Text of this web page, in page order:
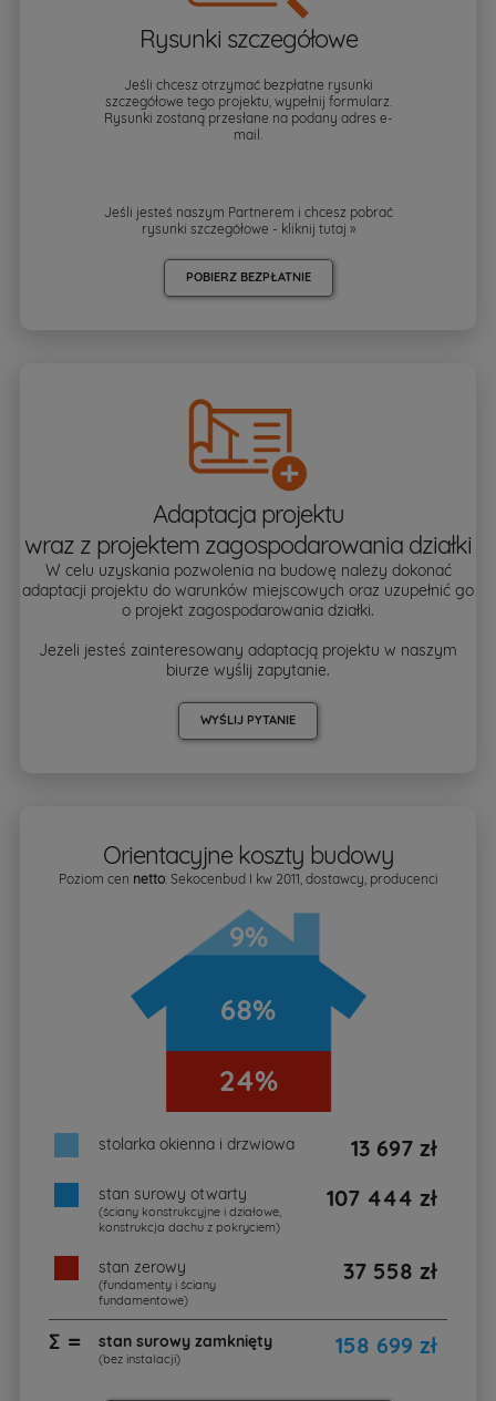
Rysunki szczegółowe
Jeśli chcesz otrzymać bezpłatne rysunki
szczegółowe tego projektu, wypełnij formularz.
Rysunki zostaną przesłane na podany adres e-
mail.
Jeśli jesteś naszym Partnerem i chcesz pobrać
rysunki szczegółowe - kliknij tutaj »
POBIERZ BEZPŁATNIE
Adaptacja projektu
wraz z projektem zagospodarowania działki
W celu uzyskania pozwolenia na budowę należy dokonać
adaptacji projektu do warunków miejscowych oraz uzupełnić go
o projekt zagospodarowania działki.
Jeżeli jesteś zainteresowany adaptacją projektu w naszym
biurze wyślij zapytanie.
WYŚLIJ PYTANIE
Orientacyjne koszty budowy
Poziom cen netto: Sekocenbud I kw 2011, dostawcy, producenci
9%
68%
24%
stolarka okienna i drzwiowa 13 697 zł
stan surowy otwarty
(ściany konstrukcyjne i działowe,
konstrukcja dachu z pokryciem)
107 444 zł
stan zerowy
(fundamenty i ściany
fundamentowe)
37 558 zł
∑ = stan surowy zamknięty
(bez instalacji) 158 699 zł